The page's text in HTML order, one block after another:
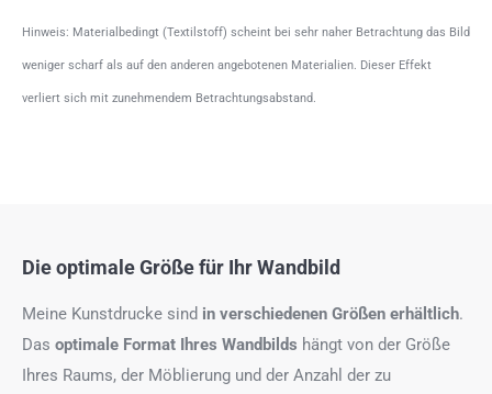
Hinweis: Materialbedingt (Textilstoff) scheint bei sehr naher Betrachtung das Bild
weniger scharf als auf den anderen angebotenen Materialien. Dieser Effekt
verliert sich mit zunehmendem Betrachtungsabstand.
Die optimale Größe für Ihr Wandbild
Meine Kunstdrucke sind in verschiedenen Größen erhältlich.
Das optimale Format Ihres Wandbilds hängt von der Größe
Ihres Raums, der Möblierung und der Anzahl der zu